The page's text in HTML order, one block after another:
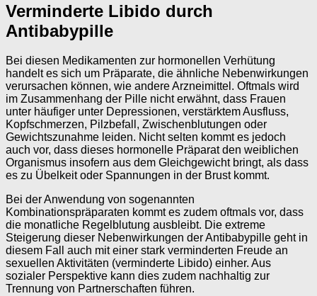
Verminderte Libido durch
Antibabypille
Bei diesen Medikamenten zur hormonellen Verhütung
handelt es sich um Präparate, die ähnliche Nebenwirkungen
verursachen können, wie andere Arzneimittel. Oftmals wird
im Zusammenhang der Pille nicht erwähnt, dass Frauen
unter häufiger unter Depressionen, verstärktem Ausfluss,
Kopfschmerzen, Pilzbefall, Zwischenblutungen oder
Gewichtszunahme leiden. Nicht selten kommt es jedoch
auch vor, dass dieses hormonelle Präparat den weiblichen
Organismus insofern aus dem Gleichgewicht bringt, als dass
es zu Übelkeit oder Spannungen in der Brust kommt.
Bei der Anwendung von sogenannten
Kombinationspräparaten kommt es zudem oftmals vor, dass
die monatliche Regelblutung ausbleibt. Die extreme
Steigerung dieser Nebenwirkungen der Antibabypille geht in
diesem Fall auch mit einer stark verminderten Freude an
sexuellen Aktivitäten (verminderte Libido) einher. Aus
sozialer Perspektive kann dies zudem nachhaltig zur
Trennung von Partnerschaften führen.